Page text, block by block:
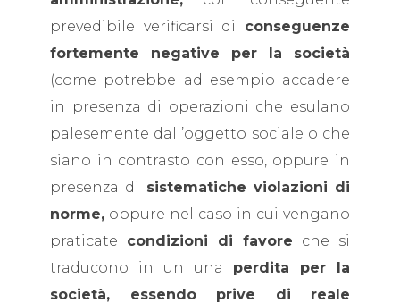
prevedibile verificarsi di conseguenze
fortemente negative per la società
(come potrebbe ad esempio accadere
in presenza di operazioni che esulano
palesemente dall’oggetto sociale o che
siano in contrasto con esso, oppure in
presenza di sistematiche violazioni di
norme, oppure nel caso in cui vengano
praticate condizioni di favore che si
traducono in un una perdita per la
società, essendo prive di reale